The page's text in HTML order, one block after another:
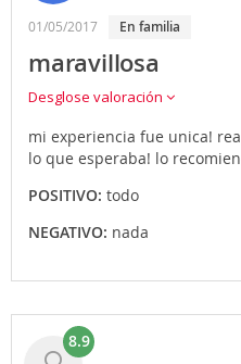
01/05/2017 en familia
maravillosa
Desglose valoración
mi experiencia fue unica!
lo que esperaba! lo
POSITIVO: todo
NEGATIVO: nada
8.9